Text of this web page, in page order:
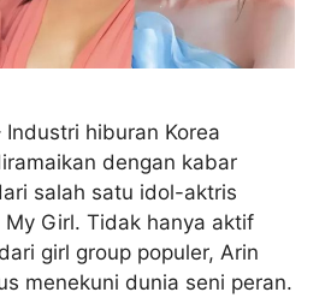
hiburan Korea
dengan kabar
salah satu idol-aktris
Girl. Tidak hanya aktif
girl group populer, Arin
menekuni dunia seni peran.